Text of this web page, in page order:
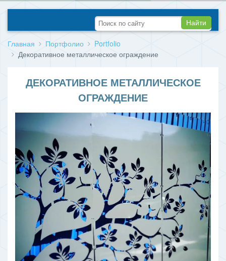
Найти
Главная Портфолио
Portfolio
Декоративное металлическое ограждение
ДЕКОРАТИВНОЕ МЕТАЛЛИЧЕСКОЕ
ОГРАЖДЕНИЕ